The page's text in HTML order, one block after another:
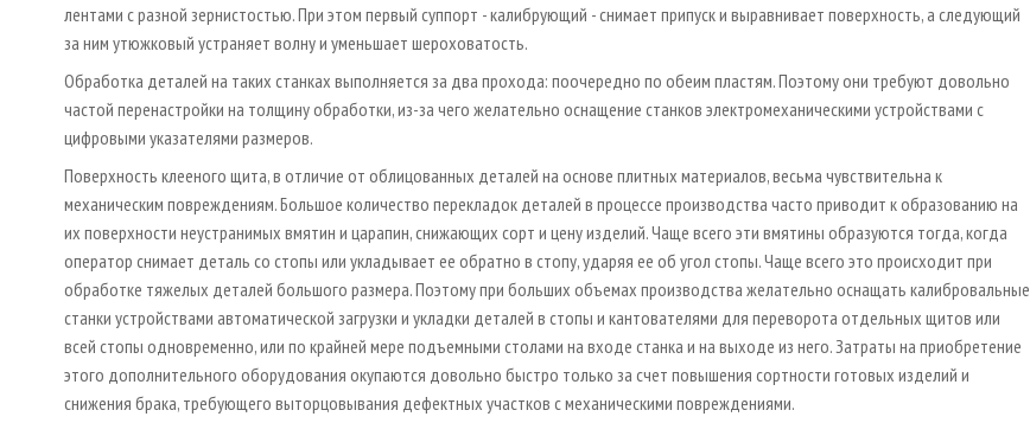
лентами с разной зернистостью. При этом первый суппорт - калибрующий - снимает припуск и выравнивает поверхность, а следующий
за ним утюжковый устраняет волну и уменьшает шероховатость.
Обработка деталей на таких станках выполняется за два прохода: по­очередно по обеим пластям. Поэтому они требуют довольно
частой перенастройки на толщину обработки, из-за чего желательно оснащение станков электромеханическими устройствами с
цифровыми указателями размеров.
Поверхность клееного щита, в отличие от облицованных деталей на основе плитных материалов, весьма чувствительна к
механическим повреждениям. Большое количество перекладок деталей в процессе производства часто приводит к образованию на
их поверхности неустранимых вмятин и царапин, снижающих сорт и цену изделий. Чаще всего эти вмятины образуются тогда, когда
оператор снимает деталь со стопы или укладывает ее обратно в стопу, ударяя ее об угол стопы. Чаще всего это происходит при
обработке тяжелых деталей большого размера. Поэтому при больших объемах производства желательно оснащать калибровальные
станки устройствами автоматической загрузки и укладки деталей в стопы и кантователями для переворота отдельных щитов или
всей стопы одновременно, или по крайней мере подъемными столами на входе станка и на выходе из него. Затраты на приобретение
этого дополнительного оборудования окупаются довольно быстро только за счет повышения сортности готовых изделий и
снижения брака, требующего выторцовывания дефектных участков с механическими повреждениями.